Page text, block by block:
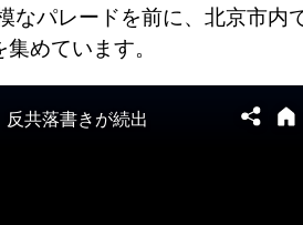
なパレードを前に、北京市内
めています。